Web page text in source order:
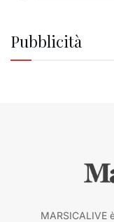
Pubblicità
MARSICALIVE